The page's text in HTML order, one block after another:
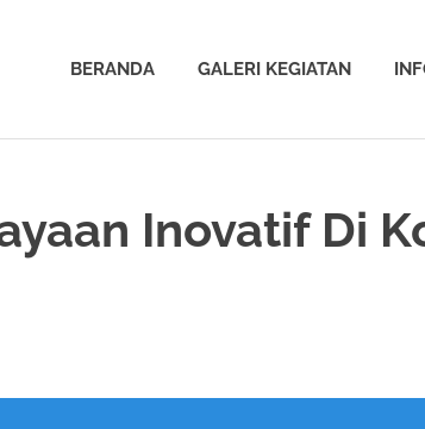
BERANDA GALERI KEGIATAN
Inovatif Di